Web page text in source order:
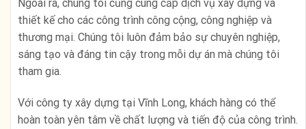
Ngoài ra, chúng tôi cũng cung cấp dịch vụ xây dựng và
thiết kế cho các công trình công cộng, công nghiệp và
thương mại. Chúng tôi luôn đảm bảo sự chuyên nghiệp,
sáng tạo và đáng tin cậy trong mỗi dự án mà chúng tôi
tham gia.
Với công ty xây dựng tại Vĩnh Long, khách hàng có thể
hoàn toàn yên tâm về chất lượng và tiến độ của công trình.